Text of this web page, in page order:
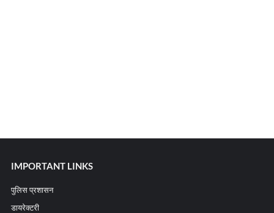
IMPORTANT LINKS
पुलिस प्रशासन
डायरेक्टरी